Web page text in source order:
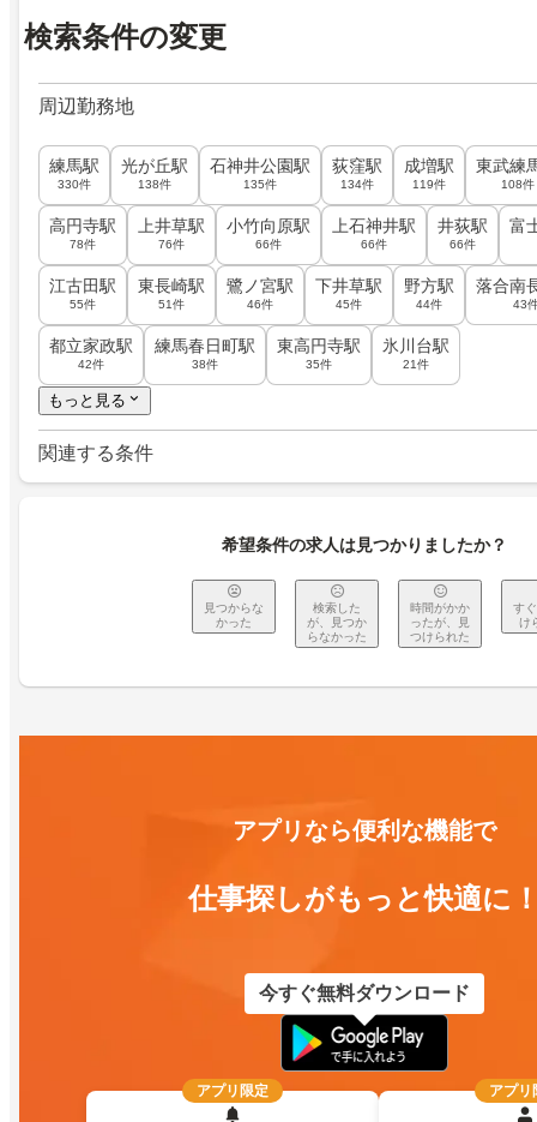
検索条件の変更
周辺勤務地
練馬駅
330件
光が丘駅
138件
石神井公園駅
135件
荻窪駅
134件
成増駅
119件
東武練
108件
高円寺駅
78件
上井草駅
76件
小竹向原駅
66件
上石神井駅
66件
井荻駅
66件
富
江古田駅
55件
東長崎駅
51件
鷺ノ宮駅
46件
下井草駅
45件
野方駅
44件
落合南
43
都立家政駅
42件
練馬春日町駅
38件
東高円寺駅
35件
氷川台駅
21件
もっと見る
関連する条件
希望条件の求人は見つかりましたか？
見つからな
かった
検索した
が、見つか
らなかった
時間がかか
ったが、見
つけられた
す
け
アプリなら便利な機能で
仕事探しがもっと快適に
今すぐ無料ダウンロード
アプリ限定 アプリ